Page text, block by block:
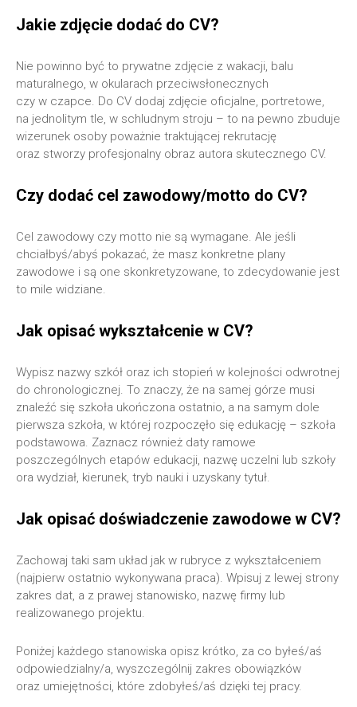
Jakie zdjęcie dodać do CV?
Nie powinno być to prywatne zdjęcie z wakacji, balu
maturalnego, w okularach przeciwsłonecznych
czy w czapce. Do CV dodaj zdjęcie oficjalne, portretowe,
na jednolitym tle, w schludnym stroju – to na pewno zbuduje
wizerunek osoby poważnie traktującej rekrutację
oraz stworzy profesjonalny obraz autora skutecznego CV.
Czy dodać cel zawodowy/motto do CV?
Cel zawodowy czy motto nie są wymagane. Ale jeśli
chciałbyś/abyś pokazać, że masz konkretne plany
zawodowe i są one skonkretyzowane, to zdecydowanie jest
to mile widziane.
Jak opisać wykształcenie w CV?
Wypisz nazwy szkół oraz ich stopień w kolejności odwrotnej
do chronologicznej. To znaczy, że na samej górze musi
znaleźć się szkoła ukończona ostatnio, a na samym dole
pierwsza szkoła, w której rozpoczęło się edukację – szkoła
podstawowa. Zaznacz również daty ramowe
poszczególnych etapów edukacji, nazwę uczelni lub szkoły
ora wydział, kierunek, tryb nauki i uzyskany tytuł.
Jak opisać doświadczenie zawodowe w CV?
Zachowaj taki sam układ jak w rubryce z wykształceniem
(najpierw ostatnio wykonywana praca). Wpisuj z lewej strony
zakres dat, a z prawej stanowisko, nazwę firmy lub
realizowanego projektu.
Poniżej każdego stanowiska opisz krótko, za co byłeś/aś
odpowiedzialny/a, wyszczególnij zakres obowiązków
oraz umiejętności, które zdobyłeś/aś dzięki tej pracy.